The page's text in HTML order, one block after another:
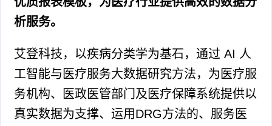
析服务。
艾登科技，以疾病分类学为基石，通过 AI 人
工智能与医疗服务大数据研究方法，为医疗服
务机构、医政医管部门及医疗保障系统提供以
真实数据为支撑、运用DRG方法的、服务医